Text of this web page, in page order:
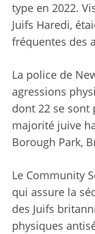
type en 2022.
Juifs Haredi,
fréquentes des
La police de
agressions
dont 22 se sont
majorité juive
Borough Park,
Le Community
qui assure la
des Juifs
physiques